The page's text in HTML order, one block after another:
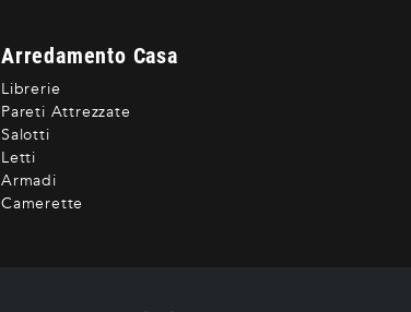
Arredamento Casa
Librerie
Pareti Attrezzate
Salotti
Letti
Armadi
Camerette